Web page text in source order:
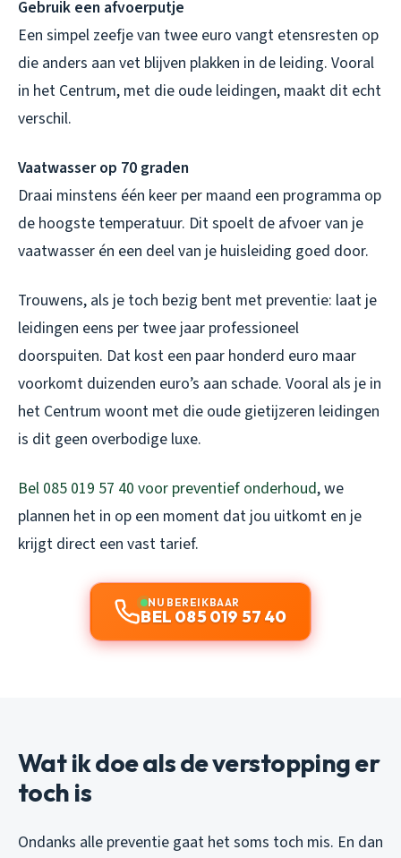
Gebruik een afvoerputje
Een simpel zeefje van twee euro vangt etensresten op
die anders aan vet blijven plakken in de leiding. Vooral
in het Centrum, met die oude leidingen, maakt dit echt
verschil.
Vaatwasser op 70 graden
Draai minstens één keer per maand een programma op
de hoogste temperatuur. Dit spoelt de afvoer van je
vaatwasser én een deel van je huisleiding goed door.
Trouwens, als je toch bezig bent met preventie: laat je
leidingen eens per twee jaar professioneel
doorspuiten. Dat kost een paar honderd euro maar
voorkomt duizenden euro’s aan schade. Vooral als je in
het Centrum woont met die oude gietijzeren leidingen
is dit geen overbodige luxe.
Bel 085 019 57 40 voor preventief onderhoud, we
plannen het in op een moment dat jou uitkomt en je
krijgt direct een vast tarief.
NU BEREIKBAAR
BEL 085 019 57 40
Wat ik doe als de verstopping er
toch is
Ondanks alle preventie gaat het soms toch mis. En dan